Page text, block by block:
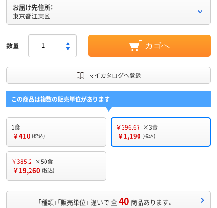
お届け先住所：
東京都江東区
数量 カゴへ
マイカタログへ登録
この商品は複数の販売単位があります
1食
￥410 (税込)
￥396.67 ×3食
￥1,190 (税込)
￥385.2 ×50食
￥19,260 (税込)
「種類」「販売単位」 違いで 全40 商品あります。